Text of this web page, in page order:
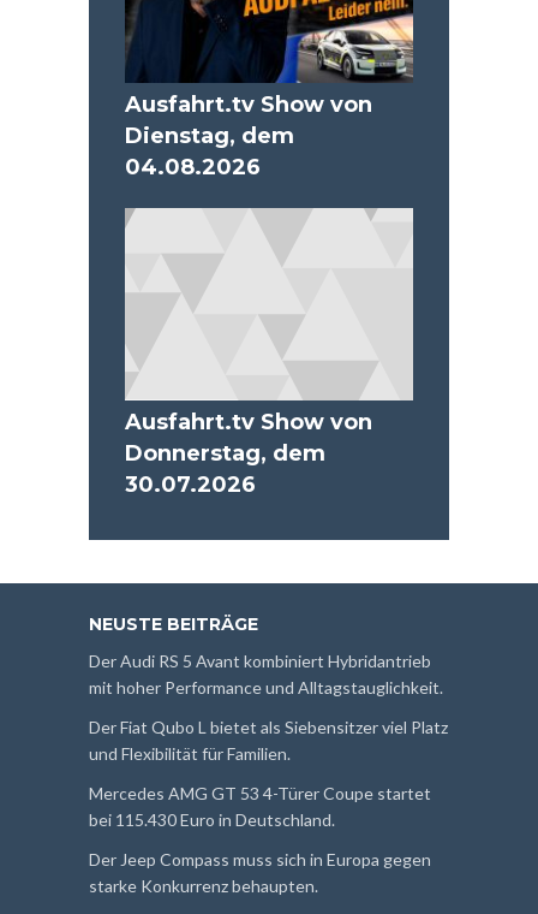
Ausfahrt.tv Show von
Dienstag, dem
04.08.2026
Ausfahrt.tv Show von
Donnerstag, dem
30.07.2026
NEUSTE BEITRÄGE
Der Audi RS 5 Avant kombiniert Hybridantrieb
mit hoher Performance und Alltagstauglichkeit.
Der Fiat Qubo L bietet als Siebensitzer viel Platz
und Flexibilität für Familien.
Mercedes AMG GT 53 4-Türer Coupe startet
bei 115.430 Euro in Deutschland.
Der Jeep Compass muss sich in Europa gegen
starke Konkurrenz behaupten.